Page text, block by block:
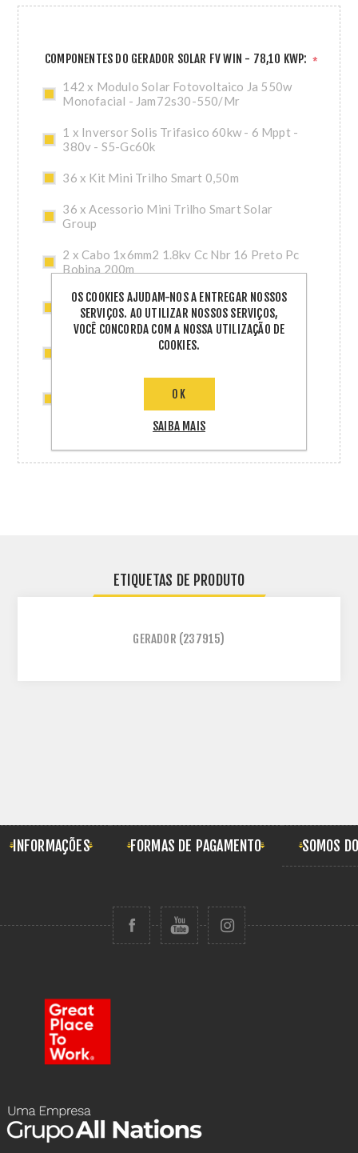
COMPONENTES DO GERADOR SOLAR FV WIN - 78,10 KWP: *
142 x Modulo Solar Fotovoltaico Ja 550w
Monofacial - Jam72s30-550/Mr
1 x Inversor Solis Trifasico 60kw - 6 Mppt -
380v - S5-Gc60k
36 x Kit Mini Trilho Smart 0,50m
36 x Acessorio Mini Trilho Smart Solar
Group
2 x Cabo 1x6mm2 1.8kv Cc Nbr 16 Preto Pc
Bobina 200m
2 x Cabo 1x6mm2 1.8kv Cc Nbr 16 Vermelho
Pc Bobina 200m
2 x String Box Clamper 1040v 32a 6e/6s
20 x 2 Pares de Conectores Mc4 ( 2 Machos
ETIQUETAS DE PRODUTO
GERADOR (237915)
INFORMAÇÕES FORMAS DE PAGAMENTO SOMOS
OS COOKIES AJUDAM-NOS A ENTREGAR NOSSOS
SERVIÇOS. AO UTILIZAR NOSSOS SERVIÇOS,
VOCÊ CONCORDA COM A NOSSA UTILIZAÇÃO DE
COOKIES.
OK
SAIBA MAIS